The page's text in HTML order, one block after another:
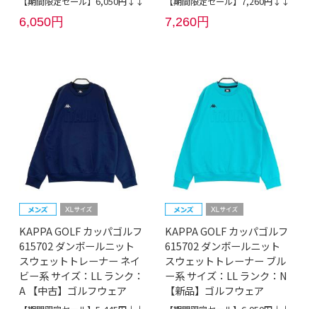
6,050円 7,260円
KAPPA GOLF カッパゴルフ
615702 ダンボールニット
スウェットトレーナー ネイ
ビー系 サイズ：LL ランク：
A 【中古】ゴルフウェア
KAPPA GOLF カッパゴルフ
615702 ダンボールニット
スウェットトレーナー ブル
ー系 サイズ：LL ランク：N
【新品】ゴルフウェア